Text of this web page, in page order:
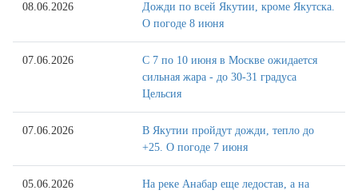
08.06.2026
Дожди по всей Якутии, кроме Якутска.
О погоде 8 июня
07.06.2026
С 7 по 10 июня в Москве ожидается
сильная жара - до 30-31 градуса
Цельсия
07.06.2026
В Якутии пройдут дожди, тепло до
+25. О погоде 7 июня
05.06.2026
На реке Анабар еще ледостав, а на